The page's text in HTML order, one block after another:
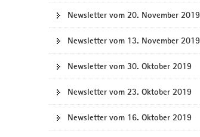
Newsletter vom 20. November 2019
Newsletter vom 13. November 2019
Newsletter vom 30. Oktober 2019
Newsletter vom 23. Oktober 2019
Newsletter vom 16. Oktober 2019